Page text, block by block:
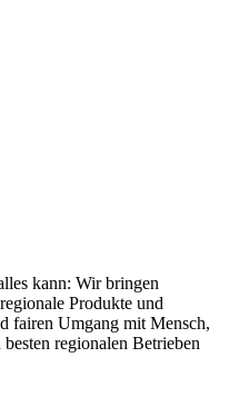
kann: Wir bringen
Produkte und
fairen Umgang mit Mensch,
regionalen Betrieben